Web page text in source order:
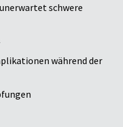
schwere
während der